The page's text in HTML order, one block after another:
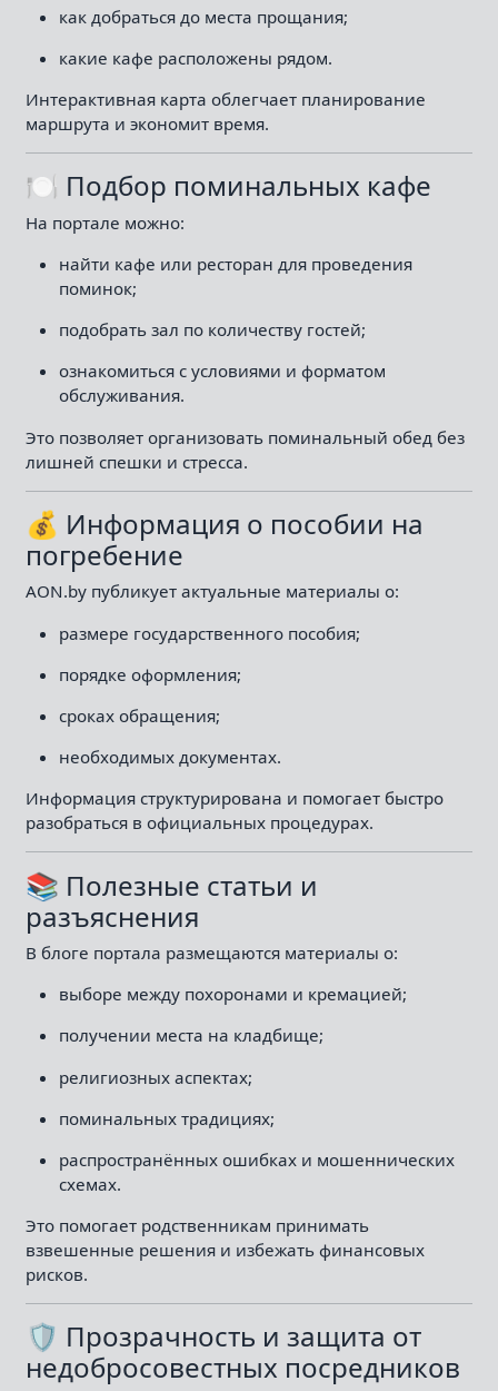
как добраться до места прощания;
какие кафе расположены рядом.
Интерактивная карта облегчает планирование
маршрута и экономит время.
🍽 Подбор поминальных кафе
На портале можно:
найти кафе или ресторан для проведения
поминок;
подобрать зал по количеству гостей;
ознакомиться с условиями и форматом
обслуживания.
Это позволяет организовать поминальный обед без
лишней спешки и стресса.
💰 Информация о пособии на
погребение
AON.by публикует актуальные материалы о:
размере государственного пособия;
порядке оформления;
сроках обращения;
необходимых документах.
Информация структурирована и помогает быстро
разобраться в официальных процедурах.
📚 Полезные статьи и
разъяснения
В блоге портала размещаются материалы о:
выборе между похоронами и кремацией;
получении места на кладбище;
религиозных аспектах;
поминальных традициях;
распространённых ошибках и мошеннических
схемах.
Это помогает родственникам принимать
взвешенные решения и избежать финансовых
рисков.
🛡 Прозрачность и защита от
недобросовестных посредников